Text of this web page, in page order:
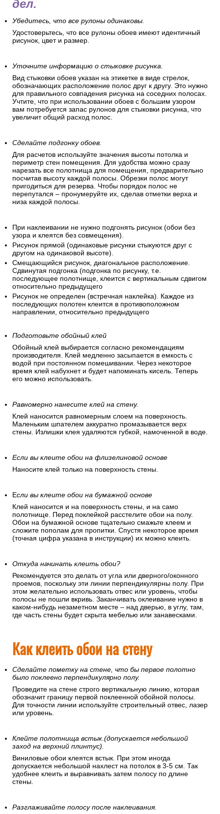
дел.
Убедитесь, что все рулоны одинаковы.
Удостоверьтесь, что все рулоны обоев имеют идентичный
рисунок, цвет и размер.
Уточните информацию о стыковке рисунка.
Вид стыковки обоев указан на этикетке в виде стрелок,
обозначающих расположение полос друг к другу. Это нужно
для правильного совпадения рисунка на соседних полосах.
Учтите, что при использовании обоев с большим узором
вам потребуется запас рулонов для стыковки рисунка, что
увеличит общий расход полос.
Сделайте подгонку обоев.
Для расчетов используйте значения высоты потолка и
периметр стен помещения. Для удобства можно сразу
нарезать все полотнища для помещения, предварительно
посчитав высоту каждой полосы. Обрезки полос могут
пригодиться для резерва. Чтобы порядок полос не
перепутался – пронумеруйте их, сделав отметки верха и
низа каждой полосы.
При наклеивании не нужно подгонять рисунок (обои без
узора и клеятся без совмещения).
Рисунок прямой (одинаковые рисунки стыкуются друг с
другом на одинаковой высоте).
Смещающийся рисунок, диагональное расположение.
Сдвинутая подгонка (подгонка по рисунку, т.е.
последующее полотнище, клеится с вертикальным сдвигом
относительно предыдущего
Рисунок не определен (встречная наклейка). Каждое из
последующих полотен клеится в противоположном
направлении, относительно предыдущего
Подготовьте обойный клей
Обойный клей выбирается согласно рекомендациям
производителя. Клей медленно засыпается в емкость с
водой при постоянном помешивании. Через некоторое
время клей набухнет и будет напоминать кисель. Теперь
его можно использовать.
Равномерно нанесите клей на стену.
Клей наносится равномерным слоем на поверхность.
Маленьким шпателем аккуратно промазывается верх
стены. Излишки клея удаляются губкой, намоченной в воде.
Если вы клеите обои на флизелиновой основе
Наносите клей только на поверхность стены.
Если вы клеите обои на бумажной основе
Клей наносится и на поверхность стены, и на само
полотнище. Перед поклейкой расстелите обои на полу.
Обои на бумажной основе тщательно смажьте клеем и
сложите пополам для пропитки. Спустя некоторое время
(точная цифра указана в инструкции) их можно клеить.
Откуда начинать клеить обои?
Рекомендуется это делать от угла или дверного/оконного
проемов, поскольку эти линии перпендикулярны полу. При
этом желательно использовать отвес или уровень, чтобы
полосы не пошли вкривь. Заканчивать оклеивание нужно в
каком-нибудь незаметном месте – над дверью, в углу, там,
где часть стены будет скрыта мебелью или занавесками.
Как клеить обои на стену
Сделайте пометку на стене, что бы первое полотно
было поклеено перпендикулярно полу.
Проведите на стене строго вертикальную линию, которая
обозначит границу первой поклеенной обойной полосы.
Для точности линии используйте строительный отвес, лазер
или уровень.
Клейте полотнища встык.(допускается небольшой
заход на верхний плинтус).
Виниловые обои клеятся встык. При этом иногда
допускается небольшой нахлест на потолок в 3-5 см. Так
удобнее клеить и выравнивать затем полосу по длине
стены.
Разглаживайте полосу после наклеивания.